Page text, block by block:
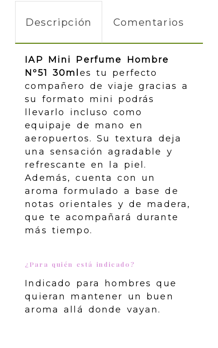
Descripción Comentarios
IAP Mini Perfume Hombre
Nº51 30ml es tu perfecto
compañero de viaje gracias a
su formato mini podrás
llevarlo incluso como
equipaje de mano en
aeropuertos. Su textura deja
una sensación agradable y
refrescante en la piel.
Además, cuenta con un
aroma formulado a base de
notas orientales y de madera,
que te acompañará durante
más tiempo.
¿Para quién está indicado?
Indicado para hombres que
quieran mantener un buen
aroma allá donde vayan.